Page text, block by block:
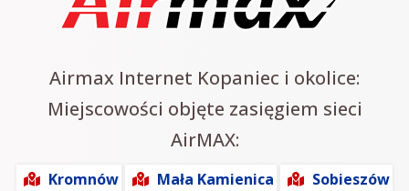
Airmax Internet Kopaniec i okolice:
Miejscowości objęte zasięgiem sieci
AirMAX:
Kromnów Mała Kamienica
Sobieszów